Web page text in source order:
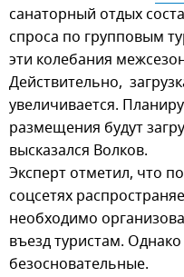
санаторный отдых
спроса по групповым
эти колебания
Действительно,
увеличивается.
размещения будут
высказался Волков.
Эксперт отметил, что
соцсетях
необходимо
въезд туристам.
безосновательные.